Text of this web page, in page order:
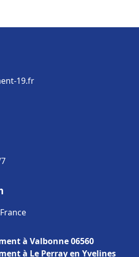
19.fr
à Valbonne 06560
à Le Perray en Yvelines